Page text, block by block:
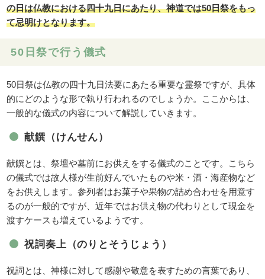
の日は仏教における四十九日にあたり、神道では50日祭をもっ
て忌明けとなります。
50日祭で行う儀式
50日祭は仏教の四十九日法要にあたる重要な霊祭ですが、具体
的にどのような形で執り行われるのでしょうか。ここからは、
一般的な儀式の内容について解説していきます。
献饌（けんせん）
献饌とは、祭壇や墓前にお供えをする儀式のことです。こちら
の儀式では故人様が生前好んでいたものや米・酒・海産物など
をお供えします。参列者はお菓子や果物の詰め合わせを用意す
るのが一般的ですが、近年ではお供え物の代わりとして現金を
渡すケースも増えているようです。
祝詞奏上（のりとそうじょう）
祝詞とは、神様に対して感謝や敬意を表すための言葉であり、